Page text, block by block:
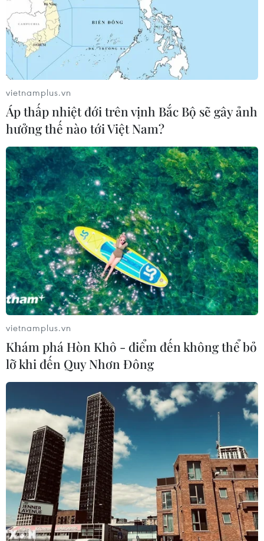
Thanh tra việc quản lý biên chế, bổ nhiệm
công chức tại tỉnh Thái Bình
14/03/2022 08:07
Chánh Thanh tra Bộ Nội vụ yêu cầu đoàn thanh tra thực
hiện theo đúng kế hoạch, thực hiện nghiêm các quy
định, quy chế của đoàn thanh tra, giữ vững kỷ cương,
kỷ luật hành chính trong hoạt động công vụ.
vietnamplus.vn
Áp thấp nhiệt đới trên vịnh Bắc Bộ sẽ gây ảnh
hưởng thế nào tới Việt Nam?
vietnamplus.vn
Khám phá Hòn Khô - điểm đến không thể bỏ
lỡ khi đến Quy Nhơn Đông